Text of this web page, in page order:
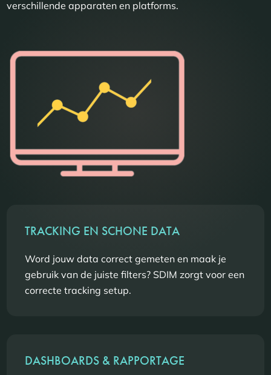
verschillende apparaten en platforms.
TRACKING EN SCHONE DATA
Word jouw data correct gemeten en maak je
gebruik van de juiste filters? SDIM zorgt voor een
correcte tracking setup.
DASHBOARDS & RAPPORTAGE